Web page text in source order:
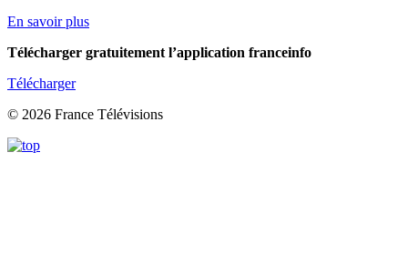
En savoir plus
Télécharger gratuitement l’application franceinfo
Télécharger
© 2026 France Télévisions